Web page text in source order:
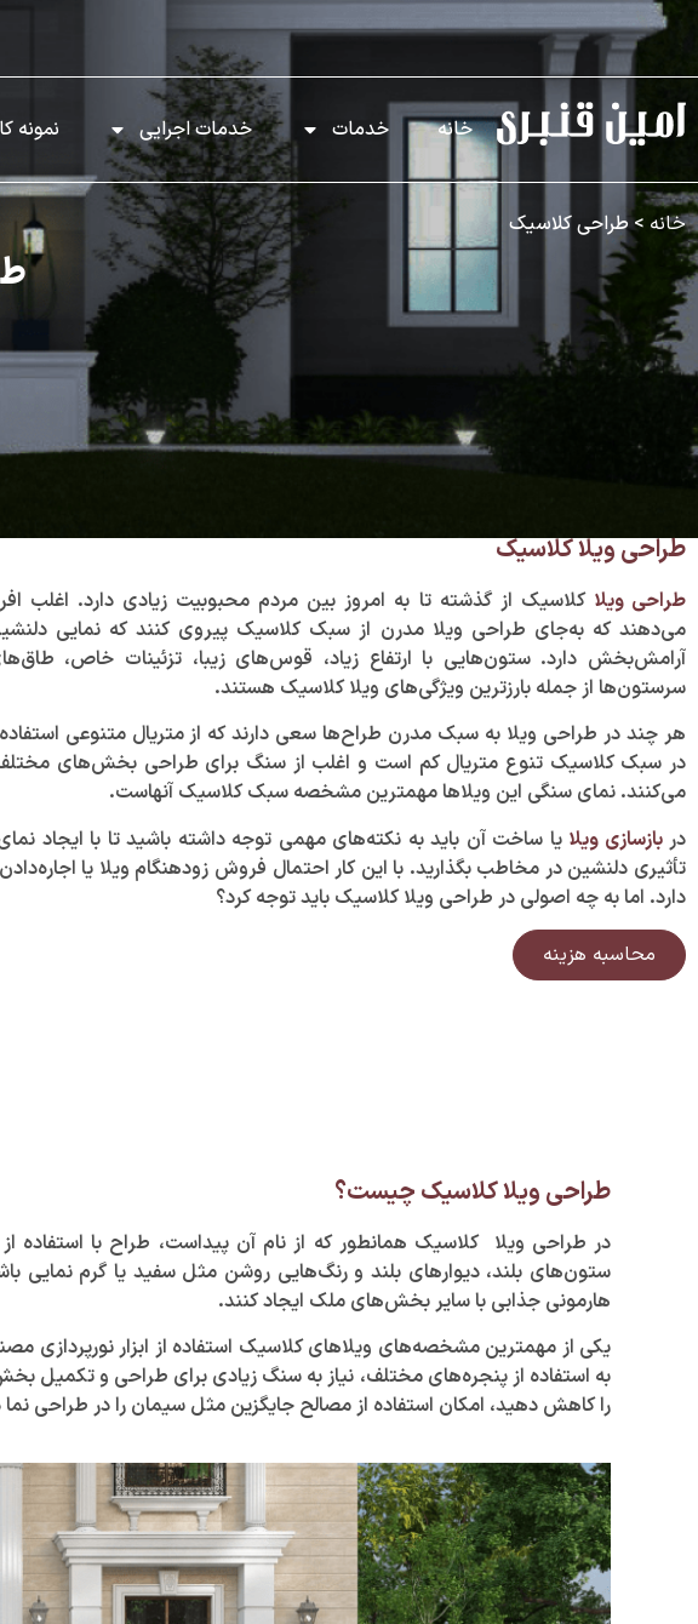
خانه خدمات خدمات اجرایی نمونه
خانه >طراحی کلاسیک
طراحی ویلا کلاسیک
طراحی ویلا کلاسیک از گذشته تا به امروز بین مردم محبوبیت زیادی دارد. اغلب
می‌دهند که به‌جای طراحی ویلا مدرن از سبک کلاسیک پیروی کنند که نمایی
آرامش‌بخش دارد. ستون‌هایی با ارتفاع زیاد، قوس‌های زیبا، تزئینات خاص،
سرستون‌ها از جمله بارزترین ویژگی‌های ویلا کلاسیک هستند.
هر چند در طراحی ویلا به سبک مدرن طراح‌ها سعی دارند که از متریال متنوعی استفاده
در سبک کلاسیک تنوع متریال کم است و اغلب از سنگ برای طراحی بخش‌های مختلف
می‌کنند. نمای سنگی این ویلا‌ها مهمترین مشخصه سبک کلاسیک آنهاست.
دربازسازی ویلا یا ساخت آن باید به نکته‌های مهمی توجه داشته باشید تا با ایجاد
تأثیری دلنشین در مخاطب بگذارید. با این کار احتمال فروش زودهنگام ویلا یا
دارد. اما به چه اصولی در طراحی ویلا کلاسیک باید توجه کرد؟
محاسبه هزینه
طراحی ویلا کلاسیک چیست؟
در طراحی ویلا کلاسیک همانطور که از نام آن پیداست، طراح با استفاده
ستون‌های بلند، دیوار‌های بلند و رنگ‌هایی روشن مثل سفید یا گرم نمایی
هارمونی جذابی با سایر بخش‌های ملک ایجاد کنند.
یکی از مهمترین مشخصه‌های ویلا‌های کلاسیک استفاده از ابزار
به استفاده از پنجره‌های مختلف، نیاز به سنگ زیادی برای طراحی و تکمیل
را کاهش دهید، امکان استفاده از مصالح جایگزین مثل سیمان را در طراحی